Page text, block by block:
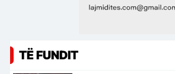
TË FUNDIT